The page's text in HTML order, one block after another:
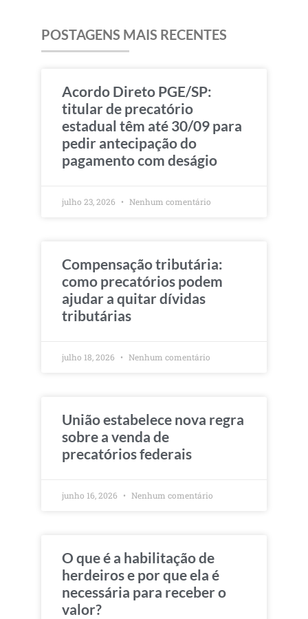
POSTAGENS MAIS RECENTES
Acordo Direto PGE/SP:
titular de precatório
estadual têm até 30/09 para
pedir antecipação do
pagamento com deságio
julho 23, 2026 Nenhum comentário
Compensação tributária:
como precatórios podem
ajudar a quitar dívidas
tributárias
julho 18, 2026 Nenhum comentário
União estabelece nova regra
sobre a venda de
precatórios federais
junho 16, 2026 Nenhum comentário
O que é a habilitação de
herdeiros e por que ela é
necessária para receber o
valor?